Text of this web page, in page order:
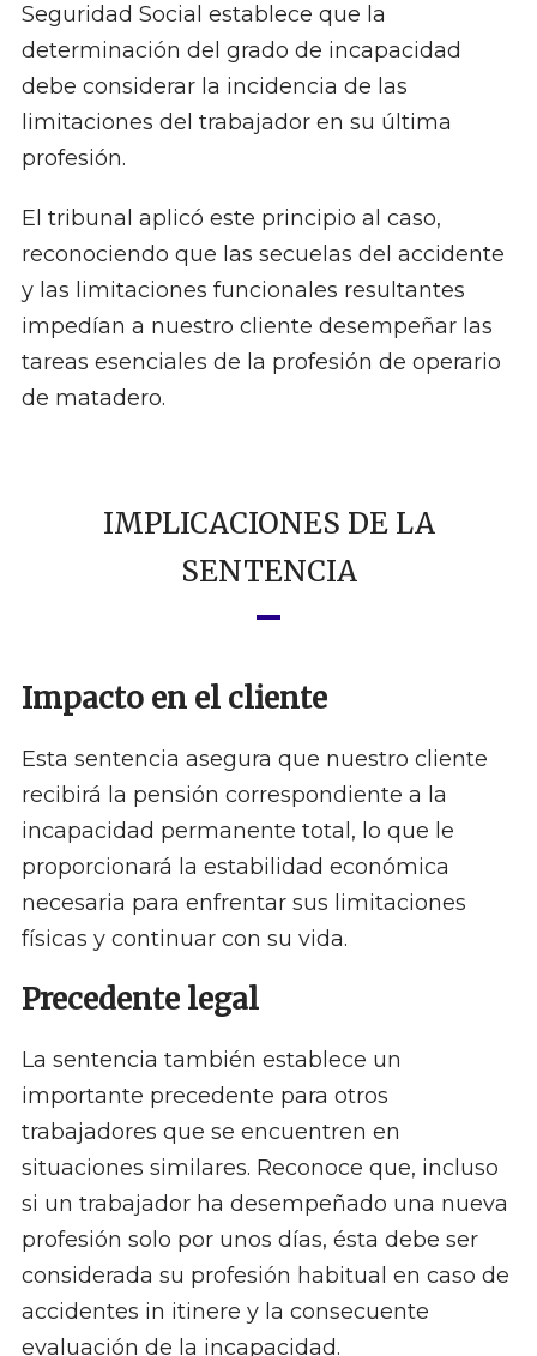
Seguridad Social establece que la
determinación del grado de incapacidad
debe considerar la incidencia de las
limitaciones del trabajador en su última
profesión.
El tribunal aplicó este principio al caso,
reconociendo que las secuelas del accidente
y las limitaciones funcionales resultantes
impedían a nuestro cliente desempeñar las
tareas esenciales de la profesión de operario
de matadero.
IMPLICACIONES DE LA
SENTENCIA
Impacto en el cliente
Esta sentencia asegura que nuestro cliente
recibirá la pensión correspondiente a la
incapacidad permanente total, lo que le
proporcionará la estabilidad económica
necesaria para enfrentar sus limitaciones
físicas y continuar con su vida.
Precedente legal
La sentencia también establece un
importante precedente para otros
trabajadores que se encuentren en
situaciones similares. Reconoce que, incluso
si un trabajador ha desempeñado una nueva
profesión solo por unos días, ésta debe ser
considerada su profesión habitual en caso de
accidentes in itinere y la consecuente
evaluación de la incapacidad.